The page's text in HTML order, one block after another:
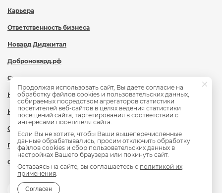
Карьера
Ответственность бизнеса
Новард Диджитал
Доброновард.рф
Статьи
Новости
Контакты
Охрана труда
Политика обработки персональных данных
Сведения об образовательной организации
Продолжая использовать сайт, Вы даете согласие на
обработку файлов cookies и пользовательских данных,
собираемых посредством агрегаторов статистики
посетителей веб-сайтов в целях ведения статистики
посещений сайта, таргетирования в соответствии с
интересами посетителя сайта.
Если Вы не хотите, чтобы Ваши вышеперечисленные
данные обрабатывались, просим отключить обработку
файлов cookies и сбор пользовательских данных в
настройках Вашего браузера или покинуть сайт.
Оставаясь на сайте, вы соглашаетесь с политикой их
применения.
Согласен